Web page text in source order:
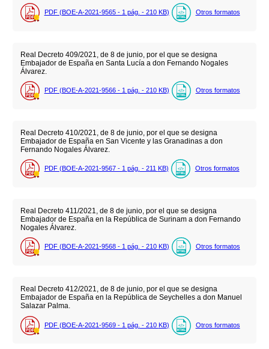
PDF (BOE-A-2021-9565 - 1 pág. - 210 KB) Otros formatos
Real Decreto 409/2021, de 8 de junio, por el que se designa
Embajador de España en Santa Lucía a don Fernando Nogales
Álvarez.
PDF (BOE-A-2021-9566 - 1 pág. - 210 KB) Otros formatos
Real Decreto 410/2021, de 8 de junio, por el que se designa
Embajador de España en San Vicente y las Granadinas a don
Fernando Nogales Álvarez.
PDF (BOE-A-2021-9567 - 1 pág. - 211 KB) Otros formatos
Real Decreto 411/2021, de 8 de junio, por el que se designa
Embajador de España en la República de Surinam a don Fernando
Nogales Álvarez.
PDF (BOE-A-2021-9568 - 1 pág. - 210 KB) Otros formatos
Real Decreto 412/2021, de 8 de junio, por el que se designa
Embajador de España en la República de Seychelles a don Manuel
Salazar Palma.
PDF (BOE-A-2021-9569 - 1 pág. - 210 KB) Otros formatos